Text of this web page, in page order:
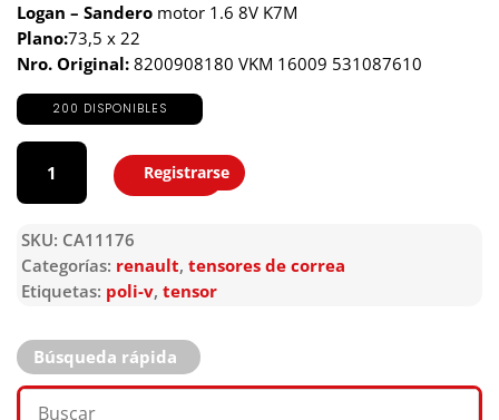
Logan – Sandero motor 1.6 8V K7M
Plano:73,5 x 22
Nro. Original: 8200908180 VKM 16009 531087610
200 DISPONIBLES
CA11176
cantidad
Agregar
Registrarse
SKU: CA11176
Categorías: renault, tensores de correa
Etiquetas: poli-v, tensor
Búsqueda rápida